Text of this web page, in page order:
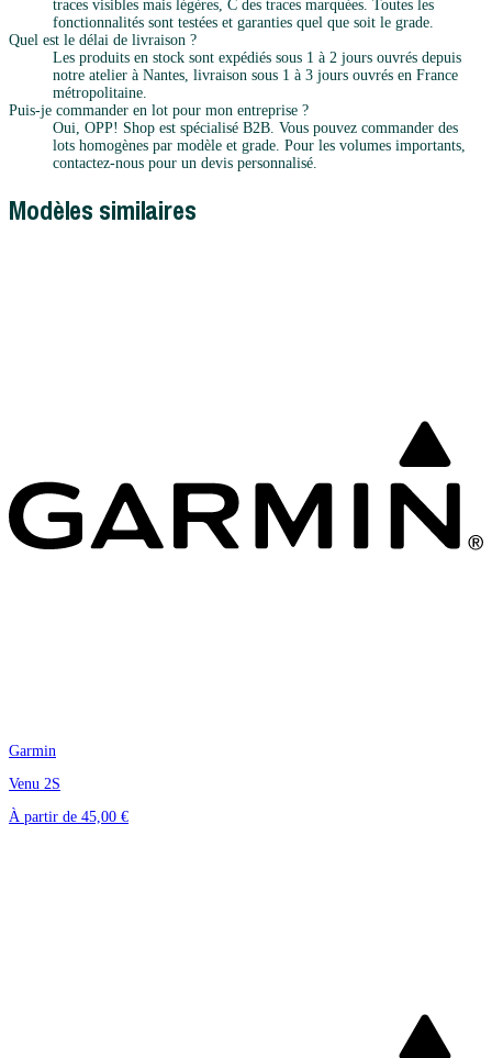
traces visibles mais légères, C des traces marquées. Toutes les
fonctionnalités sont testées et garanties quel que soit le grade.
Quel est le délai de livraison ?
Les produits en stock sont expédiés sous 1 à 2 jours ouvrés depuis
notre atelier à Nantes, livraison sous 1 à 3 jours ouvrés en France
métropolitaine.
Puis-je commander en lot pour mon entreprise ?
Oui, OPP! Shop est spécialisé B2B. Vous pouvez commander des
lots homogènes par modèle et grade. Pour les volumes importants,
contactez-nous pour un devis personnalisé.
Modèles similaires
Garmin
Venu 2S
À partir de 45,00 €